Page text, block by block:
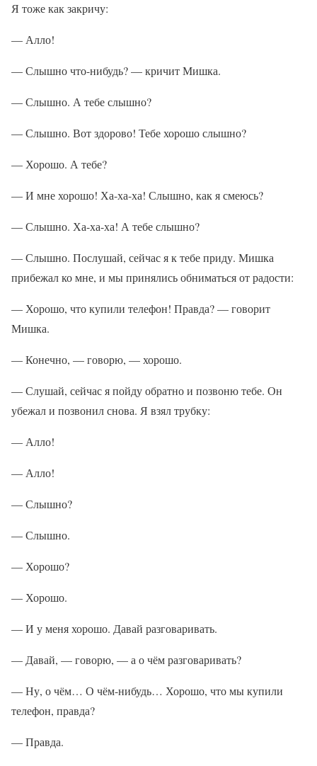
Я тоже как закричу:
— Алло!
— Слышно что-нибудь? — кричит Мишка.
— Слышно. А тебе слышно?
— Слышно. Вот здорово! Тебе хорошо слышно?
— Хорошо. А тебе?
— И мне хорошо! Ха-ха-ха! Слышно, как я смеюсь?
— Слышно. Ха-ха-ха! А тебе слышно?
— Слышно. Послушай, сейчас я к тебе приду. Мишка
прибежал ко мне, и мы принялись обниматься от радости:
— Хорошо, что купили телефон! Правда? — говорит
Мишка.
— Конечно, — говорю, — хорошо.
— Слушай, сейчас я пойду обратно и позвоню тебе. Он
убежал и позвонил снова. Я взял трубку:
— Алло!
— Алло!
— Слышно?
— Слышно.
— Хорошо?
— Хорошо.
— И у меня хорошо. Давай разговаривать.
— Давай, — говорю, — а о чём разговаривать?
— Ну, о чём… О чём-нибудь… Хорошо, что мы купили
телефон, правда?
— Правда.